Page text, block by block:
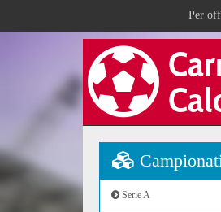
Per
Serie A